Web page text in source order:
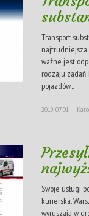
Transport
najtrudniejsza
ważne jest
rodzaju
pojazdów...
2019-07-01 |
Swoje usługi
kurierska.
wyruszają w